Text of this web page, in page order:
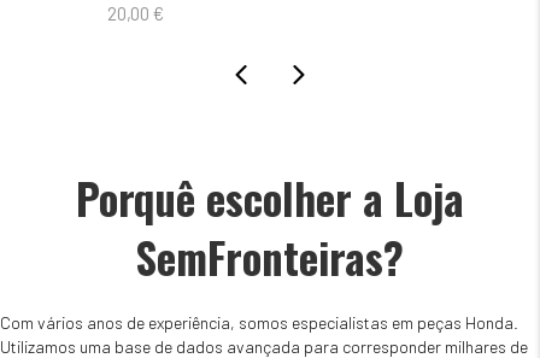
20,00 €
Porquê escolher a Loja
SemFronteiras?
Com vários anos de experiência, somos especialistas em peças Honda.
Utilizamos uma base de dados avançada para corresponder milhares de